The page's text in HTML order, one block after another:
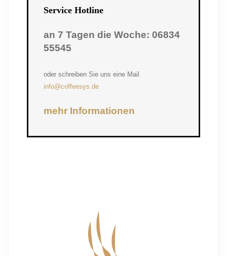
Service Hotline
an 7 Tagen die Woche: 06834
55545
oder schreiben Sie uns eine Mail
info@coffeesys.de
mehr Informationen